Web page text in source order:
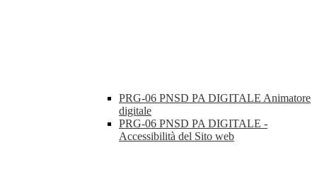
PRG-06 PNSD PA DIGITALE Animatore
digitale
PRG-06 PNSD PA DIGITALE -
Accessibilità del Sito web